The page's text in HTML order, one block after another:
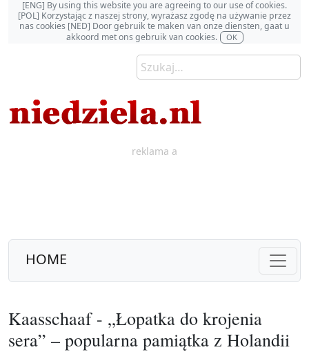
[ENG] By using this website you are agreeing to our use of cookies.
[POL] Korzystając z naszej strony, wyrażasz zgodę na używanie przez
nas cookies [NED] Door gebruik te maken van onze diensten, gaat u
akkoord met ons gebruik van cookies.
OK
reklama a
HOME
Kaasschaaf - „Łopatka do krojenia
sera” – popularna pamiątka z Holandii